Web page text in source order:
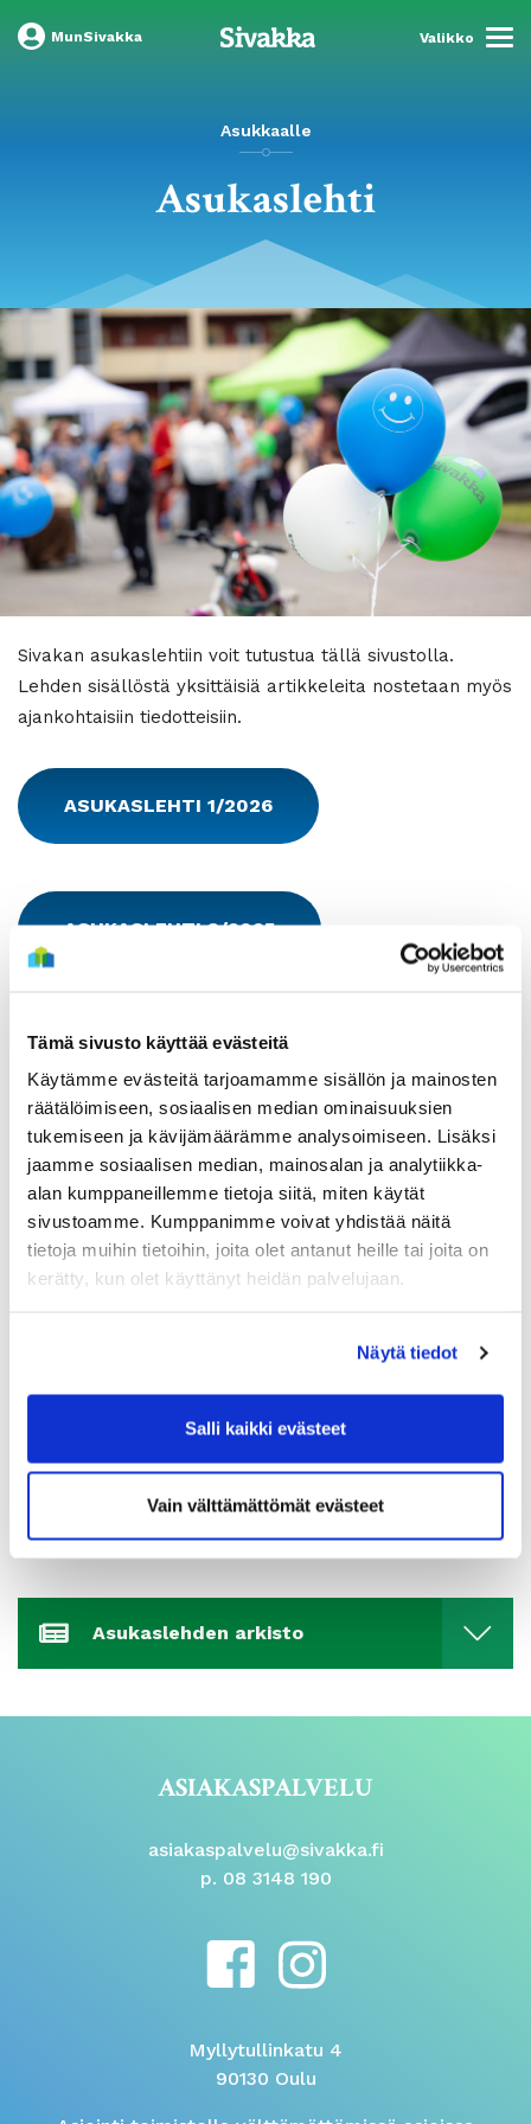
Tämä sivusto käyttää evästeitä
Käytämme evästeitä tarjoamamme sisällön ja mainosten
räätälöimiseen, sosiaalisen median ominaisuuksien
tukemiseen ja kävijämäärämme analysoimiseen. Lisäksi
jaamme sosiaalisen median, mainosalan ja analytiikka-
alan kumppaneillemme tietoja siitä, miten käytät
sivustoamme. Kumppanimme voivat yhdistää näitä
tietoja muihin tietoihin, joita olet antanut heille tai joita on
kerätty, kun olet käyttänyt heidän palvelujaan.
Näytä tiedot
Salli kaikki evästeet
Vain välttämättömät evästeet
MunSivakka Valikko
Asukkaalle
Asukaslehti
Sivakan asukaslehtiin voit tutustua tällä sivustolla.
Lehden sisällöstä yksittäisiä artikkeleita nostetaan myös
ajankohtaisiin tiedotteisiin.
ASUKASLEHTI 1/2026
ASUKASLEHTI 3/2025
ASUKASLEHTI 2/2025
ASUKASLEHTI 1/2025
ASUKASLEHTI 2/2024
Asukaslehden arkisto
ASIAKASPALVELU
asiakaspalvelu@sivakka.fi
p. 08 3148 190
Myllytullinkatu 4
90130 Oulu